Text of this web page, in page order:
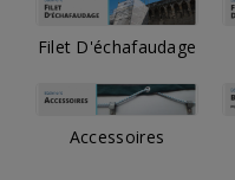
Filet D'échafaudage
Accessoires